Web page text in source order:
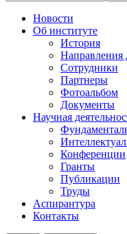
Новости
Об институте
История
Направления
Сотрудники
Партнеры
Фотоальбом
Документы
Научная
Конференции
Гранты
Публикации
Труды
Аспирантура
Контакты